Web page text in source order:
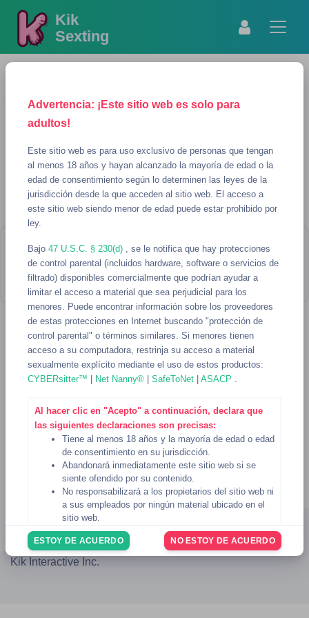
Kik
Sexting
Advertencia: ¡Este sitio web es solo para
adultos!
Este sitio web es para uso exclusivo de personas que tengan
al menos 18 años y hayan alcanzado la mayoría de edad o la
edad de consentimiento según lo determinen las leyes de la
jurisdicción desde la que acceden al sitio web. El acceso a
este sitio web siendo menor de edad puede estar prohibido por
ley.
Bajo 47 U.S.C. § 230(d)
, se le notifica que hay protecciones
de control parental (incluidos hardware, software o servicios de
filtrado) disponibles comercialmente que podrían ayudar a
limitar el acceso a material que sea perjudicial para los
menores. Puede encontrar información sobre los proveedores
de estas protecciones en Internet buscando "protección de
control parental" o términos similares. Si menores tienen
acceso a su computadora, restrinja su acceso a material
sexualmente explícito mediante el uso de estos productos:
CYBERsitter™ | Net Nanny® | SafeToNet | ASACP
Al hacer clic en "Acepto" a continuación, declara que
las siguientes declaraciones son precisas:
Tiene al menos 18 años y la mayoría de edad o edad
de consentimiento en su jurisdicción.
Abandonará inmediatamente este sitio web si se
siente ofendido por su contenido.
No responsabilizará a los propietarios del sitio web ni
a sus empleados por ningún material ubicado en el
sitio web.
Usted reconoce que el sitio webCondiciones de uso
rigen su uso del sitio web, y usted ha revisado y
acepta estar sujeto a lasCondiciones de uso.
ESTOY DE ACUERDO NO ESTOY DE ACUERDO
NF Usernames para sexting
¡Parece que no hay usernames que
coincidan con tu búsqueda!
AUP DMCA Privacidad Términos
2257
TIDA
© 2023 - 2026
KikSexting
No estamos afiliados ni respaldados de ninguna forma por
Kik Interactive Inc.